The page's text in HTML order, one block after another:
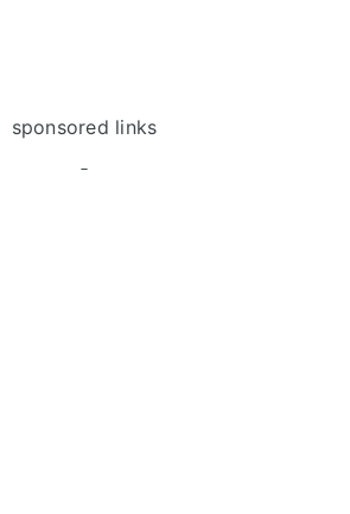
sponsored links